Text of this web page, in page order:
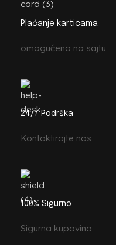
Plaćanje karticama
omogućeno na sajtu
24/7 Podrška
Kontaktirajte nas
100% Sigurno
Sigurna kupovina